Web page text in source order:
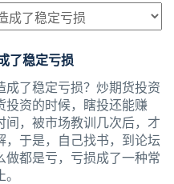
了稳定亏损
成了稳定亏损？炒期货投资
投资的时候，瞎投还能赚
间，被市场教训几次后，才
，于是，自己找书，到论坛
做都是亏，亏损成了一种常